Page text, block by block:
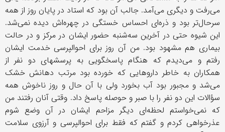
می‌رفت و دیگری می‌آمد. جالب آن بود که استاد در پایان روز از همه
سرحال‌تر بود و ذره‌ای احساس خستگی در چهره‌اش دیده نمی‌شد.
این شیوه حتی در آخرین سه‌شنبه حضور ایشان در مرکز و در حالت
بیماری هم مشهود بود. من آن‌ روز برای احوالپرسی خدمت ایشان
رفتم و می‌دیدم که هنگام پاسخگویی به پرسشهای دو نفر از
همکاران به خاطر داروهایی که خورده بود مرتب دهانش خشک
می‌شد و مجبور بود آب بخورد ولی با آن حال و روز ناخوش همه
سؤالات این دو نفر را با صبر و حوصله پاسخ داد. وقتی آنان رفتند من
که نمی‌خواستم لحظه‌ای دیگر مزاحم ایشان در آن وضع شوم
عذرخواهی کردم و گفتم که فقط برای احوالپرسی و آرزوی سلامت